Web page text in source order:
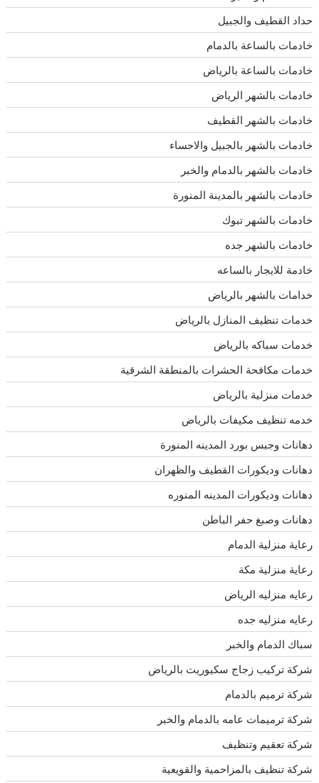
حداد القطيف والجبيل
خادمات بالساعة بالدمام
خادمات بالساعة بالرياض
خادمات بالشهر الرياض
خادمات بالشهر القطيف
خادمات بالشهر بالجبيل والاحساء
خادمات بالشهر بالدمام والخبر
خادمات بالشهر بالمدينة المنورة
خادمات بالشهر تبوك
خادمات بالشهر جده
خادمة للايجار بالساعه
خدامات بالشهر بالرياض
خدمات تنظيف المنازل بالرياض
خدمات سباكه بالرياض
خدمات مكافحة الحشرات بالمنطقة الشرقية
خدمات منزلية بالرياض
خدمه تنظيف مكيفات بالرياض
دهانات وجبس بورد المدينه المنورة
دهانات وديكورات القطيف والظهران
دهانات وديكورات المدينه المنوره
دهانات وصبغ حفر الباطن
رعاية منزلية الدمام
رعاية منزلية مكة
رعايه منزليه الرياض
رعايه منزليه جده
سباك الدمام والخبر
شركة تركيب زجاج سكيوريت بالرياض
شركة ترميم بالدمام
شركة ترميمات عامه بالدمام والخبر
شركة تعقيم وتنظيف
شركة تنظيف بالمزاحمية والقويعية